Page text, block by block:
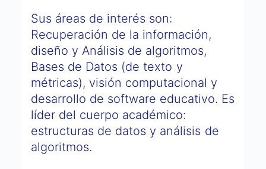
Sus áreas de interés son:
Recuperación de la información,
diseño y Análisis de algoritmos,
Bases de Datos (de texto y
métricas), visión computacional y
desarrollo de software educativo. Es
líder del cuerpo académico:
estructuras de datos y análisis de
algoritmos.